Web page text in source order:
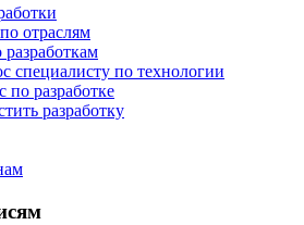
отраслям
специалисту по технологии
по разработке
разработку